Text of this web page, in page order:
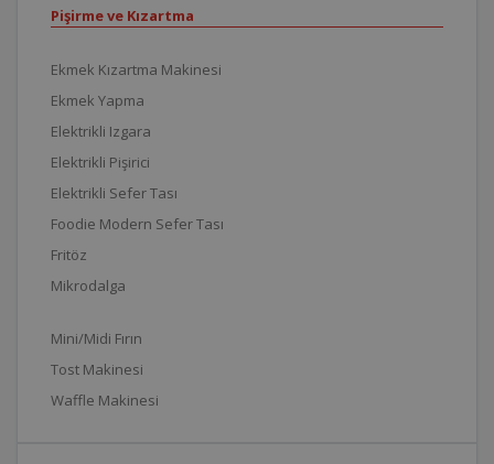
Pişirme ve Kızartma
Ekmek Kızartma Makinesi
Ekmek Yapma
Elektrikli Izgara
Elektrikli Pişirici
Elektrikli Sefer Tası
Foodie Modern Sefer Tası
Fritöz
Mikrodalga
Mini/Midi Fırın
Tost Makinesi
Waffle Makinesi